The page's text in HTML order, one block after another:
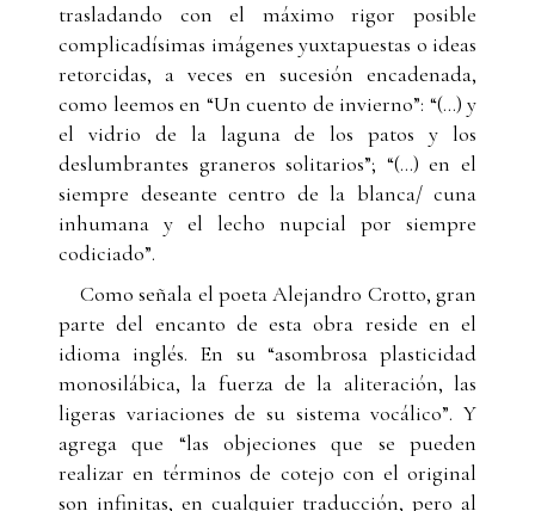
trasladando con el máximo rigor posible
complicadísimas imágenes yuxtapuestas o ideas
retorcidas, a veces en sucesión encadenada,
como leemos en “Un cuento de invierno”: “(...) y
el vidrio de la laguna de los patos y los
deslumbrantes graneros solitarios”; “(...) en el
siempre deseante centro de la blanca/ cuna
inhumana y el lecho nupcial por siempre
codiciado”.
Como señala el poeta Alejandro Crotto, gran
parte del encanto de esta obra reside en el
idioma inglés. En su “asombrosa plasticidad
monosilábica, la fuerza de la aliteración, las
ligeras variaciones de su sistema vocálico”. Y
agrega que “las objeciones que se pueden
realizar en términos de cotejo con el original
son infinitas, en cualquier traducción, pero al